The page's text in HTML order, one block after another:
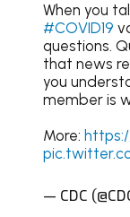
When you
#COVID19
questions.
that news
you
member is
More:
— CDC